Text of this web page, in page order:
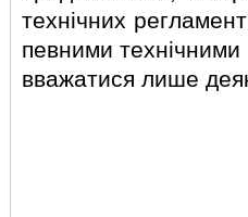
технiчних
певними
вважатися лише